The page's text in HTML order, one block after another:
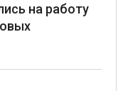
на работу